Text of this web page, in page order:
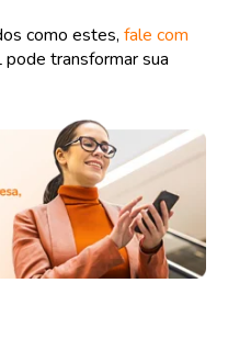
como estes, fale com
transformar sua